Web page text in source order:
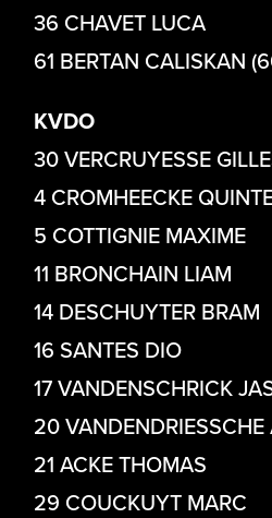
36 CHAVET LUCA
61 BERTAN CALISKAN
KVDO
30 VERCRUYESSE
4 CROMHEECKE
5 COTTIGNIE MAXIME
11 BRONCHAIN LIAM
14 DESCHUYTER BRAM
16 SANTES DIO
17 VANDENSCHRICK
20 VANDENDRIESSCHE
21 ACKE THOMAS
29 COUCKUYT MARC